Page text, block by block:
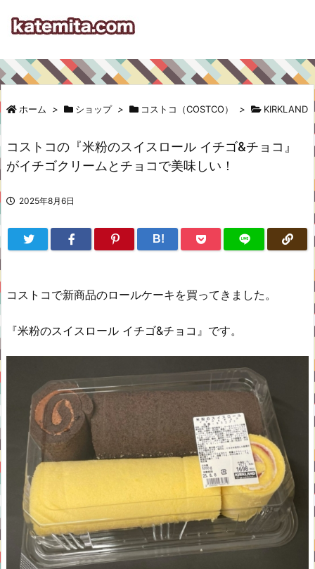
ホーム > ショップ > コストコ（COSTCO） > KIRKLAND
コストコの『米粉のスイスロール イチゴ&チョコ』
がイチゴクリームとチョコで美味しい！
2025年8月6日
B!
コストコで新商品のロールケーキを買ってきました。
『米粉のスイスロール イチゴ&チョコ』です。